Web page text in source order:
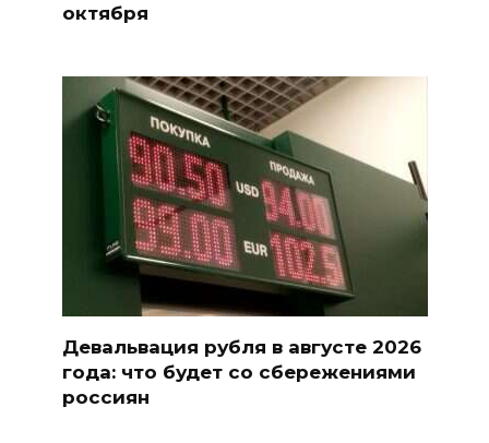
октября
Девальвация рубля в августе 2026
года: что будет со сбережениями
россиян